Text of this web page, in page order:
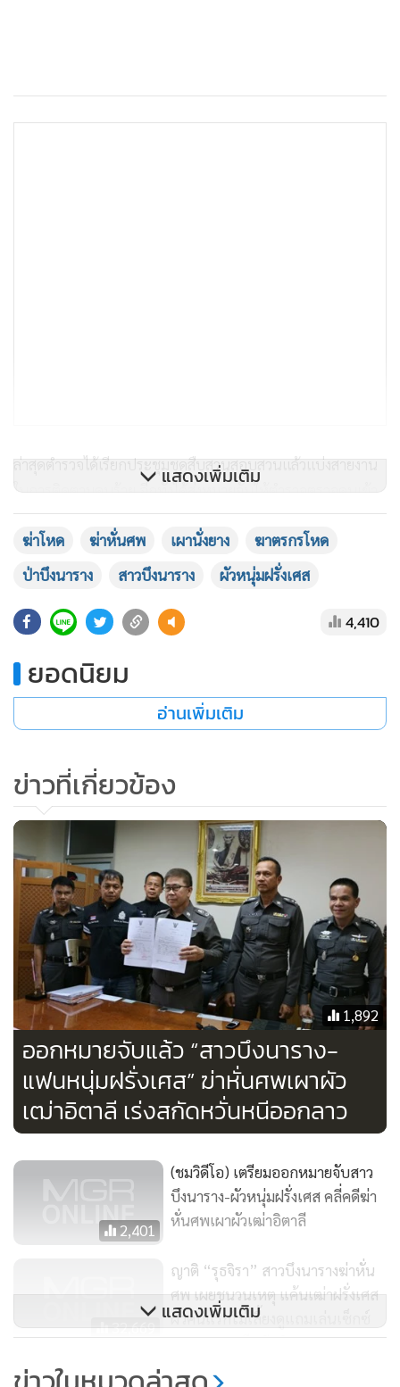
ล่าสุดตำรวจได้เรียกประชุมชุดสืบสวนสอบสวนแล้วแบ่งสายงาน
ในการติดตามคนร้าย อีกทั้งได้ส่งหมายจับให้ตำรวจตรวจคนเข้า
เมืองในทุกจุดทั่วประเทศเพื่อดำเนินการจับกุมควบคุมตัวได้ทันที
ทั้งนี้ จากการตรวจสอบภาพกล้องวงจรปิดบริเวณหน้า
อบต.แหลมรัง ตรงข้ามกับจุดทางเข้าที่เกิดเหตุ พบภาพรถยนต์
สมุทรสงคราม ที่ตรงกับรถของผู้ต้องหา และใช้ขับหลบหนีอยู่ใน
ขณะนี้
รา และนายอาโมรี ริโก ได้เดินทางหลบหนีแล้ว นอกจากจะนำ
บัตรเอทีเอ็มของผู้ตายไปกดเงินจากตู้เอทีเอ็ม ต.บางลาย อ.บึงนา
ราง จ.พิจิตร แล้ว ได้มุ่งหน้าไปยังจังหวัดกำแพงเพชร นำโทรศัพท์
มือถือไปขายให้ร้านรับซื้อมือถือในห้างสรรพสินค้าบิ๊กซี
จ.กำแพงเพชร ในราคา 2,000 บาท เพื่อทิ้งอุปกรณ์สื่อสารเครื่อง
เก่า หลบหลีกการติดตามสัญญาณจากโทรศัพท์มือถือที่ตำรวจใช้
เป็นช่องทางในการแกะรอย
แสดงเพิ่มเติม
ฆ่าโหด ฆ่าหั่นศพ เผานั่งยาง
ฆาตรกรโหด
ป่าบึงนาราง
สาวบึงนาราง ผัวหนุ่มฝรั่งเศส
4,410
ยอดนิยม
อ่านเพิ่มเติม
ข่าวที่เกี่ยวข้อง
1,892
ออกหมายจับแล้ว “สาวบึงนาราง-
แฟนหนุ่มฝรั่งเศส” ฆ่าหั่นศพเผาผัว
เฒ่าอิตาลี เร่งสกัดหวั่นหนีออกลาว
2,401
(ชมวิดีโอ) เตรียมออกหมายจับสาว
บึงนาราง-ผัวหนุ่มฝรั่งเศส คลี่คดีฆ่า
หั่นศพเผาผัวเฒ่าอิตาลี
32,669
ญาติ “รุธจิรา” สาวบึงนารางฆ่าหั่น
ศพ เผยชนวนเหตุ แค้นเฒ่าฝรั่งเศส
ผัวคนแรกไม่เลี้ยงดูแถมเล่นเซ็กซ์
มาราธอน 6 ปี (มีคลิป)
สารภาพแล้ว..เหตุหึงหวง 1 หญิง 2
แสดงเพิ่มเติม